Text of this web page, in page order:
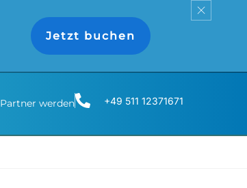
Partner werden +49 511 12371671
Jetzt buchen